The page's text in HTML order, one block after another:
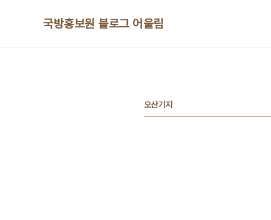
국방홍보원 블로그 어울림
오산기지